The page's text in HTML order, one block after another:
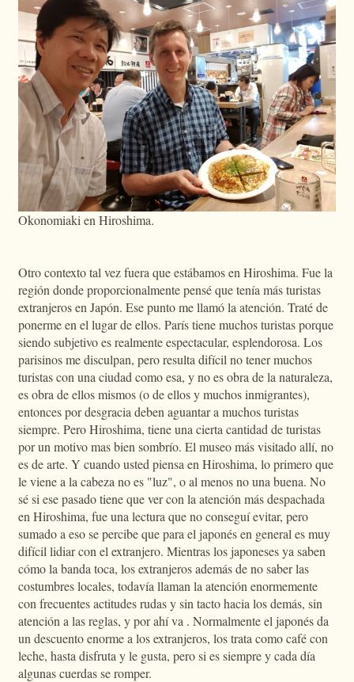
Okonomiaki en Hiroshima.
Otro contexto tal vez fuera que estábamos en Hiroshima. Fue la
región donde proporcionalmente pensé que tenía más turistas
extranjeros en Japón. Ese punto me llamó la atención. Traté de
ponerme en el lugar de ellos. París tiene muchos turistas porque
siendo subjetivo es realmente espectacular, esplendorosa. Los
parisinos me disculpan, pero resulta difícil no tener muchos
turistas con una ciudad como esa, y no es obra de la naturaleza,
es obra de ellos mismos (o de ellos y muchos inmigrantes),
entonces por desgracia deben aguantar a muchos turistas
siempre. Pero Hiroshima, tiene una cierta cantidad de turistas
por un motivo mas bien sombrío. El museo más visitado allí, no
es de arte. Y cuando usted piensa en Hiroshima, lo primero que
le viene a la cabeza no es "luz", o al menos no una buena. No
sé si ese pasado tiene que ver con la atención más despachada
en Hiroshima, fue una lectura que no conseguí evitar, pero
sumado a eso se percibe que para el japonés en general es muy
difícil lidiar con el extranjero. Mientras los japoneses ya saben
cómo la banda toca, los extranjeros además de no saber las
costumbres locales, todavía llaman la atención enormemente
con frecuentes actitudes rudas y sin tacto hacia los demás, sin
atención a las reglas, y por ahí va . Normalmente el japonés da
un descuento enorme a los extranjeros, los trata como café con
leche, hasta disfruta y le gusta, pero si es siempre y cada día
algunas cuerdas se romper.